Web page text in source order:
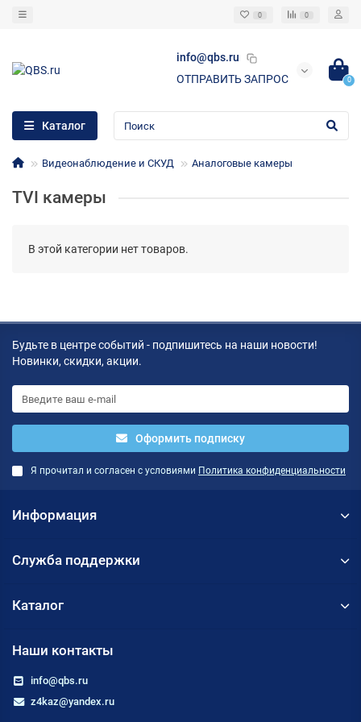
0 0
info@qbs.ru
ОТПРАВИТЬ ЗАПРОС
0
Каталог
Видеонаблюдение и СКУД Аналоговые камеры
TVI камеры
В этой категории нет товаров.
Будьте в центре событий - подпишитесь на наши новости!
Новинки, скидки, акции.
Оформить подписку
Я прочитал и согласен с условиями Политика конфиденциальности
Информация
Служба поддержки
Каталог
Наши контакты
info@qbs.ru
z4kaz@yandex.ru